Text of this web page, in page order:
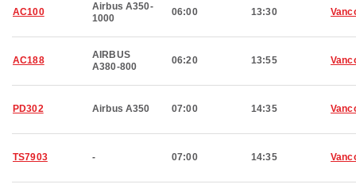
AC100
Airbus A350-
1000
06:00 13:30
AC188
AIRBUS
A380-800
06:20 13:55
PD302 Airbus A350 07:00 14:35
TS7903 - 07:00 14:35